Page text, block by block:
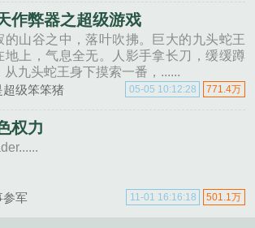
作弊器之超级游戏
的山谷之中，落叶吹拂。巨大的九头蛇王
地上，气息全无。人影手拿长刀，缓缓蹲
从九头蛇王身下摸索一番，......
超级笨笨猪 771.4万
05-05 10:12:28
权力
参军 501.1万
11-01 16:16:18